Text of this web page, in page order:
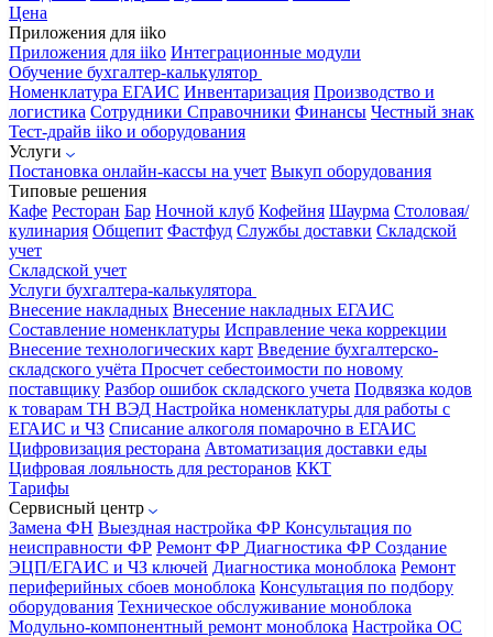
Цена
Приложения для iiko
Приложения для iiko Интеграционные модули
Обучение бухгалтер-калькулятор
Номенклатура ЕГАИС Инвентаризация Производство и
логистика Сотрудники Справочники Финансы Честный знак
Тест-драйв iiko и оборудования
Услуги
Постановка онлайн-кассы на учет Выкуп оборудования
Типовые решения
Кафе Ресторан Бар Ночной клуб Кофейня Шаурма Столовая/
кулинария Общепит Фастфуд Службы доставки Складской
учет
Складской учет
Услуги бухгалтера-калькулятора
Внесение накладных Внесение накладных ЕГАИС
Составление номенклатуры Исправление чека коррекции
Внесение технологических карт Введение бухгалтерско-
складского учёта Просчет себестоимости по новому
поставщику Разбор ошибок складского учета Подвязка кодов
к товарам ТН ВЭД Настройка номенклатуры для работы с
ЕГАИС и ЧЗ Списание алкоголя помарочно в ЕГАИС
Цифровизация ресторана Автоматизация доставки еды
Цифровая лояльность для ресторанов ККТ
Тарифы
Сервисный центр
Замена ФН Выездная настройка ФР Консультация по
неисправности ФР Ремонт ФР Диагностика ФР Создание
ЭЦП/ЕГАИС и ЧЗ ключей Диагностика моноблока Ремонт
периферийных сбоев моноблока Консультация по подбору
оборудования Техническое обслуживание моноблока
Модульно-компонентный ремонт моноблока Настройка ОС